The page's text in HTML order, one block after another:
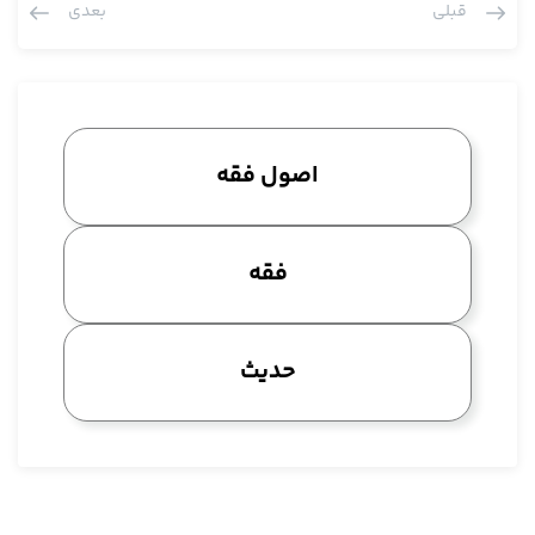
نفهمیدم، آن یکی را که مثال نزده.
المحفوظة في جميع التغيّرات و التقلّبات الواردة على الحقيقة
آن در آن تاثیر ندارد، این مثال اول خوب بود مثل خبز و دقیق و عجین و
حنطه و این ها، این مثال اول ایشان این جا خوب بود.
عرض کردیم اسماء و عناوینی که در لسان دلیل گرفته می شود گاهی
اوقات از شواهد در می آید که خود این عنوان تاثیرگذار است و گاهی
است، اگر عنوان تاثیرگذار باشد با زوال عنوان اثر بار نمی شود ، اگر اثر
بر ذات بار باشد با زوال عنوان اثر بار نمی شود چون مال ذات است.
این مطلبی که ایشان فرمودند درست است و مطلب واضحی هم
هست حالا دیگه احتیاج نبود ایشان شرحی دادند بعد هم یک توضیح
قبلی بعدی
اصول فقه
فقه
حدیث